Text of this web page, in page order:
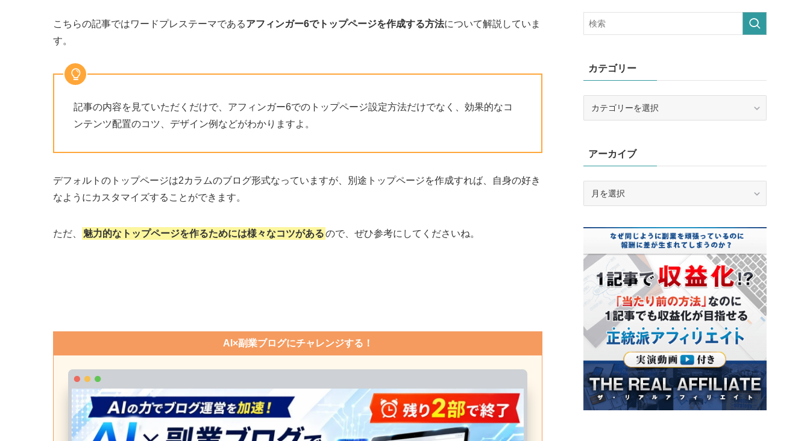
こちらの記事ではワードプレステーマであるアフィンガー6でトップページを作成する方法について解説していま
す。
記事の内容を見ていただくだけで、アフィンガー6でのトップページ設定方法だけでなく、効果的なコ
ンテンツ配置のコツ、デザイン例などがわかりますよ。
デフォルトのトップページは2カラムのブログ形式なっていますが、別途トップページを作成すれば、
自身の好き
なようにカスタマイズすることができます。
ただ、 魅力的なトップページを作るためには様々なコツがあるので、ぜひ参考にしてくださいね。
AI×副業ブログにチャレンジする！
カテゴリー
ーアーカイブ
イ